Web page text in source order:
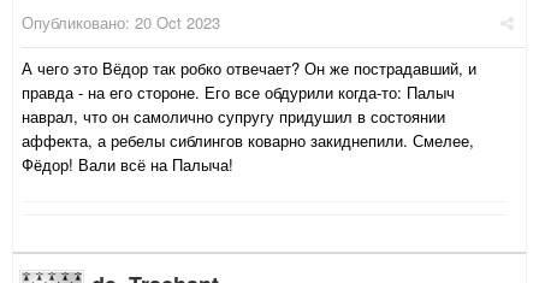
Опубликовано: 20 Oct 2023
А чего это Вёдор так робко отвечает? Он же пострадавший, и
правда - на его стороне. Его все обдурили когда-то: Палыч
наврал, что он самолично супругу придушил в состоянии
аффекта, а ребелы сиблингов коварно закиднепили. Смелее,
Фёдор! Вали всё на Палыча!